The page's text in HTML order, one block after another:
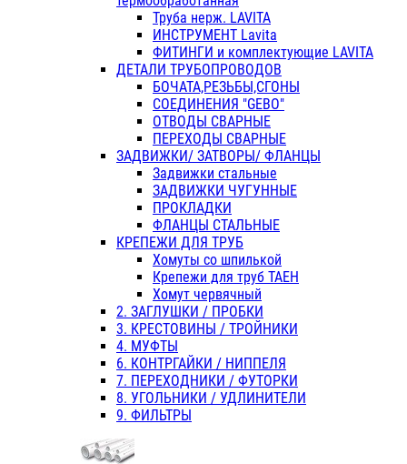
Труба нерж. LAVITA
ИНСТРУМЕНТ Lavita
ФИТИНГИ и комплектующие LAVITA
ДЕТАЛИ ТРУБОПРОВОДОВ
БОЧАТА,РЕЗЬБЫ,СГОНЫ
СОЕДИНЕНИЯ "GEBO"
ОТВОДЫ СВАРНЫЕ
ПЕРЕХОДЫ СВАРНЫЕ
ЗАДВИЖКИ/ ЗАТВОРЫ/ ФЛАНЦЫ
Задвижки стальные
ЗАДВИЖКИ ЧУГУННЫЕ
ПРОКЛАДКИ
ФЛАНЦЫ СТАЛЬНЫЕ
КРЕПЕЖИ ДЛЯ ТРУБ
Хомуты со шпилькой
Крепежи для труб ТАЕН
Хомут червячный
2. ЗАГЛУШКИ / ПРОБКИ
3. КРЕСТОВИНЫ / ТРОЙНИКИ
4. МУФТЫ
6. КОНТРГАЙКИ / НИППЕЛЯ
7. ПЕРЕХОДНИКИ / ФУТОРКИ
8. УГОЛЬНИКИ / УДЛИНИТЕЛИ
9. ФИЛЬТРЫ